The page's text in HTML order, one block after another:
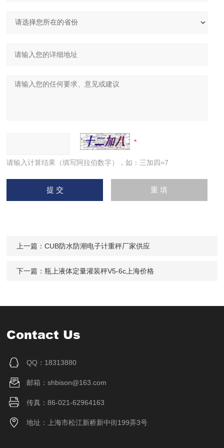
请输入计算结果（填写阿拉伯数字），如：三加四=7
上一篇：CUB防水防潮电子计重秤厂家供应
下一篇：瓶上液体定量灌装秤V5-6c上海价格
Contact Us
QQ：18313880
邮箱：shbison@163.com
传真：86-021-62964163
地址：上海市松江新桥新中街199弄3号